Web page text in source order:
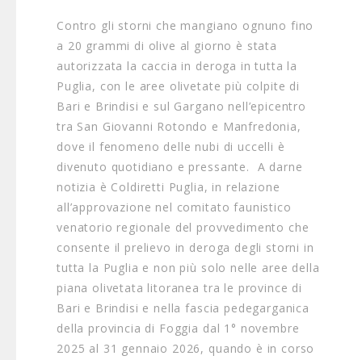
Contro gli storni che mangiano ognuno fino
a 20 grammi di olive al giorno è stata
autorizzata la caccia in deroga in tutta la
Puglia, con le aree olivetate più colpite di
Bari e Brindisi e sul Gargano nell’epicentro
tra San Giovanni Rotondo e Manfredonia,
dove il fenomeno delle nubi di uccelli è
divenuto quotidiano e pressante. A darne
notizia è Coldiretti Puglia, in relazione
all’approvazione nel comitato faunistico
venatorio regionale del provvedimento che
consente il prelievo in deroga degli storni in
tutta la Puglia e non più solo nelle aree della
piana olivetata litoranea tra le province di
Bari e Brindisi e nella fascia pedegarganica
della provincia di Foggia dal 1° novembre
2025 al 31 gennaio 2026, quando è in corso